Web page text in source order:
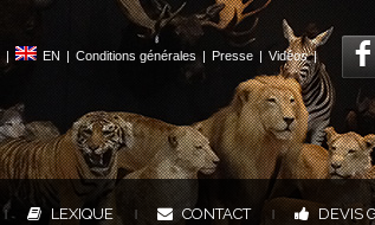
| EN | Conditions générales | Presse | Vidéos |
LEXIQUE CONTACT DEVIS